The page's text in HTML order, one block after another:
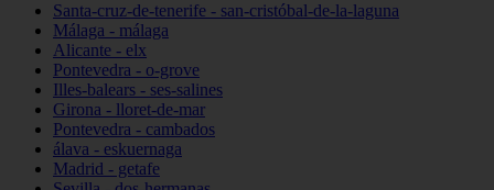
Santa-cruz-de-tenerife - san-cristóbal-de-la-laguna
Málaga - málaga
Alicante - elx
Pontevedra - o-grove
Illes-balears - ses-salines
Girona - lloret-de-mar
Pontevedra - cambados
álava - eskuernaga
Madrid - getafe